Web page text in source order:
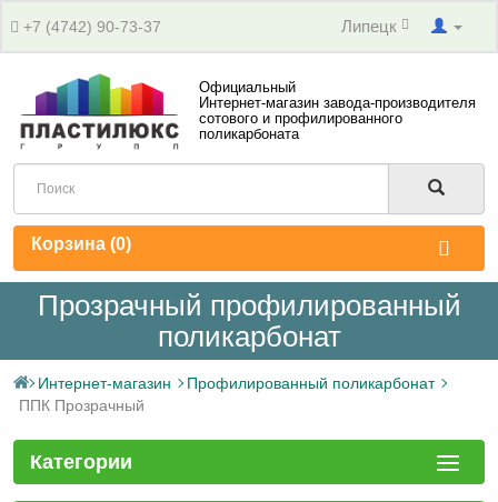
+7 (4742) 90-73-37 Липецк
Официальный
Интернет-магазин завода-производителя
сотового и профилированного
поликарбоната
Корзина (0)
Прозрачный профилированный
поликарбонат
Интернет-магазин
Профилированный поликарбонат
ППК Прозрачный
Категории